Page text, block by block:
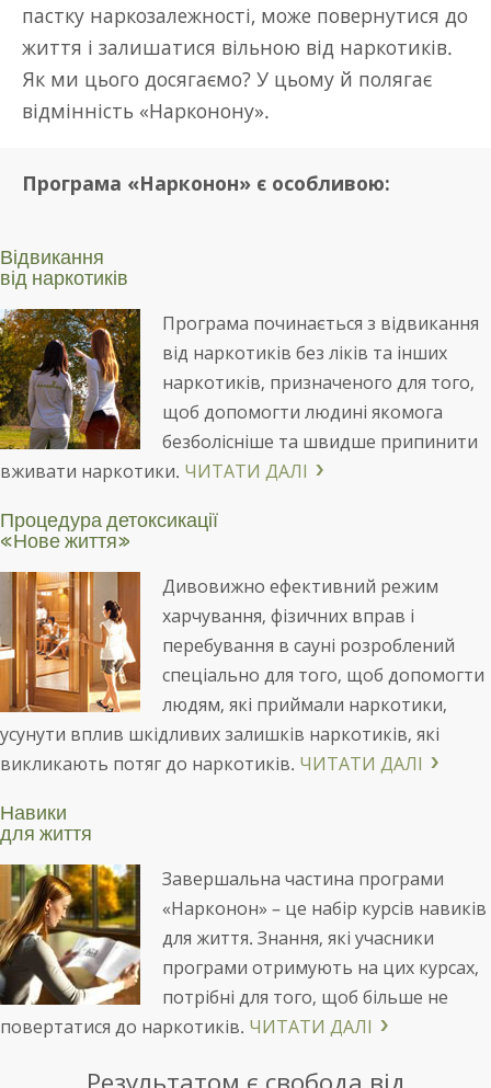
пастку наркозалежності, може повернутися до
життя і залишатися вільною від наркотиків.
Як ми цього досягаємо? У цьому й полягає
відмінність «Нарконону».
Програма «Нарконон» є особливою:
Відвикання
від наркотиків
Програма починається з відвикання
від наркотиків без ліків та інших
наркотиків, призначеного для того,
щоб допомогти людині якомога
безболісніше та швидше припинити
вживати наркотики. ЧИТАТИ ДАЛІ
Процедура детоксикації
«Нове життя»
Дивовижно ефективний режим
харчування, фізичних вправ і
перебування в сауні розроблений
спеціально для того, щоб допомогти
людям, які приймали наркотики,
усунути вплив шкідливих залишків наркотиків, які
викликають потяг до наркотиків. ЧИТАТИ ДАЛІ
Навики
для життя
Завершальна частина програми
«Нарконон» – це набір курсів навиків
для життя. Знання, які учасники
програми отримують на цих курсах,
потрібні для того, щоб більше не
повертатися до наркотиків. ЧИТАТИ ДАЛІ